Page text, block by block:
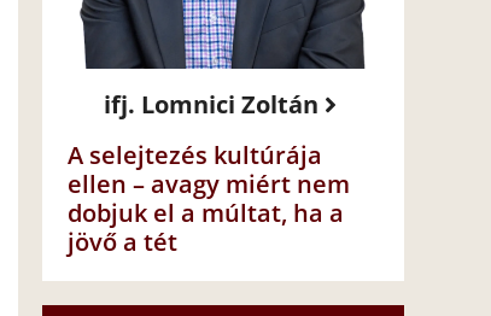
ifj. Lomnici Zoltán
A selejtezés kultúrája
ellen – avagy miért nem
dobjuk el a múltat, ha a
jövő a tét